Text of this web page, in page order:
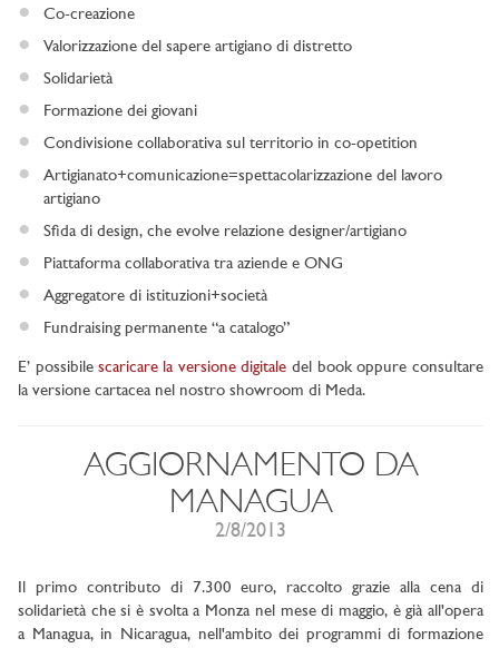
Co-creazione
Valorizzazione del sapere artigiano di distretto
Solidarietà
Formazione dei giovani
Condivisione collaborativa sul territorio in co-opetition
Artigianato+comunicazione=spettacolarizzazione del lavoro
artigiano
Sfida di design, che evolve relazione designer/artigiano
Piattaforma collaborativa tra aziende e ONG
Aggregatore di istituzioni+società
Fundraising permanente “a catalogo”
E’ possibile scaricare la versione digitale del book oppure consultare
la versione cartacea nel nostro showroom di Meda.
AGGIORNAMENTO DA
MANAGUA
2/8/2013
Il primo contributo di 7.300 euro, raccolto grazie alla cena di
solidarietà che si è svolta a Monza nel mese di maggio, è già all'opera
a Managua, in Nicaragua, nell'ambito dei programmi di formazione